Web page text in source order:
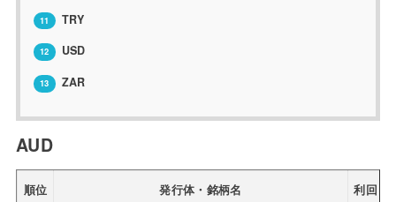
11 TRY
12 USD
13 ZAR
AUD
順位 発行体・銘柄名 利回り